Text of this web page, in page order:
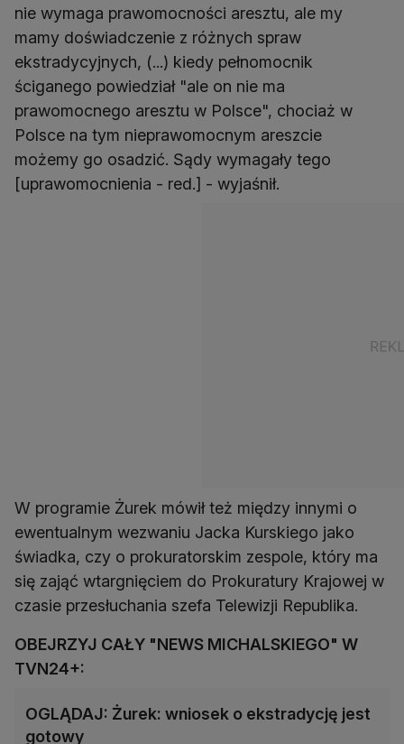
nie wymaga prawomocności aresztu, ale my
mamy doświadczenie z różnych spraw
ekstradycyjnych, (...) kiedy pełnomocnik
ściganego powiedział "ale on nie ma
prawomocnego aresztu w Polsce", chociaż w
Polsce na tym nieprawomocnym areszcie
możemy go osadzić. Sądy wymagały tego
[uprawomocnienia - red.] - wyjaśnił.
W programie Żurek mówił też między innymi o
ewentualnym wezwaniu Jacka Kurskiego jako
świadka, czy o prokuratorskim zespole, który ma
się zająć wtargnięciem do Prokuratury Krajowej w
czasie przesłuchania szefa Telewizji Republika.
OBEJRZYJ CAŁY "NEWS MICHALSKIEGO" W
TVN24+:
OGLĄDAJ: Żurek: wniosek o ekstradycję jest
gotowy